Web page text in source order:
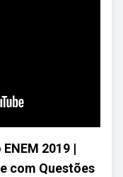
2019 |
com Questões